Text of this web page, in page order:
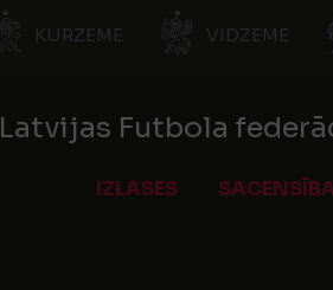
KURZEME VIDZEME
Latvijas Futbola
IZLASES